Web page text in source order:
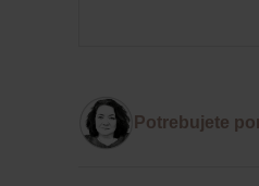
Potrebujete